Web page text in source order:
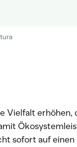
Vielfalt erhöhen,
sofort auf